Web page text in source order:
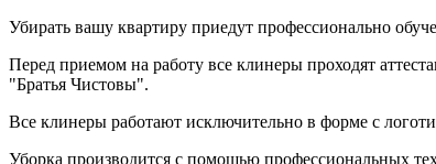
Убирать вашу квартиру приедут профессионально
Перед приемом на работу все клинеры проходят
"Братья Чистовы".
Все клинеры работают исключительно в форме с
Уборка производится с помощью профессиональных